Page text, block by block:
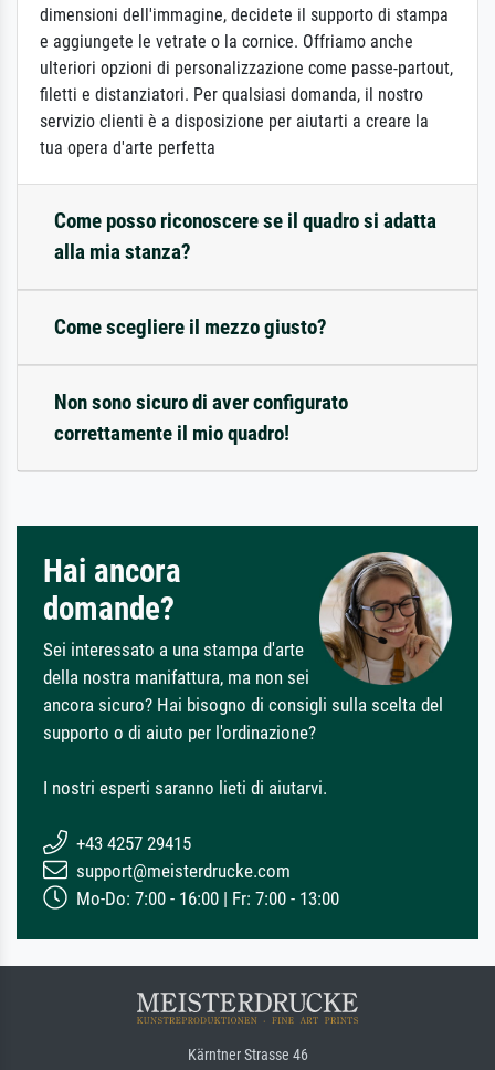
dimensioni dell'immagine, decidete il supporto di stampa
e aggiungete le vetrate o la cornice. Offriamo anche
ulteriori opzioni di personalizzazione come passe-partout,
filetti e distanziatori. Per qualsiasi domanda, il nostro
servizio clienti è a disposizione per aiutarti a creare la
tua opera d'arte perfetta
Come posso riconoscere se il quadro si adatta
alla mia stanza?
Come scegliere il mezzo giusto?
Non sono sicuro di aver configurato
correttamente il mio quadro!
Hai ancora
domande?
Sei interessato a una stampa d'arte
della nostra manifattura, ma non sei
ancora sicuro? Hai bisogno di consigli sulla scelta del
supporto o di aiuto per l'ordinazione?
I nostri esperti saranno lieti di aiutarvi.
+43 4257 29415
support@meisterdrucke.com
Mo-Do: 7:00 - 16:00 | Fr: 7:00 - 13:00
Kärntner Strasse 46